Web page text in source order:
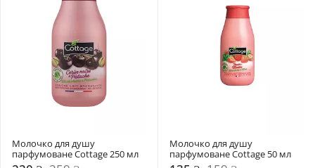
Молочко для душу
парфумоване Cottage 250 мл
Молочко для душу
парфумоване Cottage 50 мл